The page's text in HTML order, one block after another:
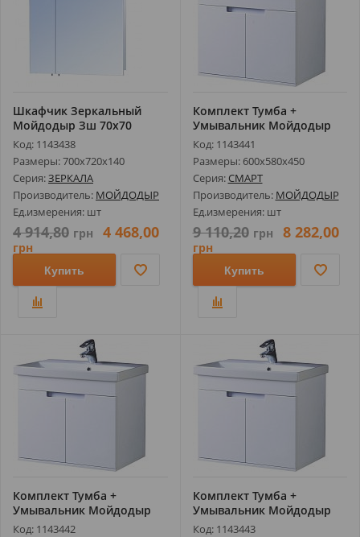
Шкафчик Зеркальный
Мойдодыр Зш 70х70
Код: 1143438
Размеры: 700х720х140
Серия:ЗЕРКАЛА
Производитель: МОЙДОДЫР
Ед.измерения: шт
4 914,80 грн 4 468,00
грн
Купить
Комплект Тумба +
Умывальник Мойдодыр
Смарт-60-А (Сом...
Код: 1143441
Размеры: 600х580х450
Серия: СМАРТ
Производитель: МОЙДОДЫР
Ед.измерения: шт
9 110,20 грн 8 282,00
грн
Купить
Комплект Тумба +
Умывальник Мойдодыр
Смарт-70-А (Сом...
Код: 1143442
Комплект Тумба +
Умывальник Мойдодыр
Смарт-80-А (Сом...
Код: 1143443